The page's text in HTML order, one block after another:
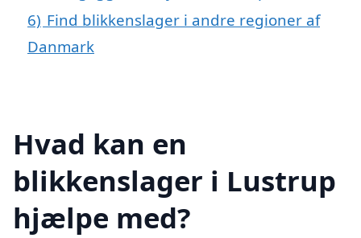
6) Find blikkenslager i andre regioner af
Danmark
Hvad kan en
blikkenslager i Lustrup
hjælpe med?